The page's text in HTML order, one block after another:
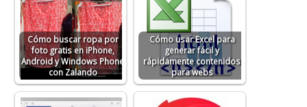
Cómo buscar ropa por
foto gratis en iPhone,
Android y Windows Phone
con Zalando
Cómo usar Excel para
generar fácil y
rápidamente contenidos
para webs